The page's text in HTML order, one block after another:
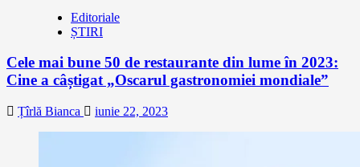
Editoriale
ȘTIRI
Cele mai bune 50 de restaurante din lume în 2023:
Cine a câștigat „Oscarul gastronomiei mondiale”
Țîrlă Bianca iunie 22, 2023